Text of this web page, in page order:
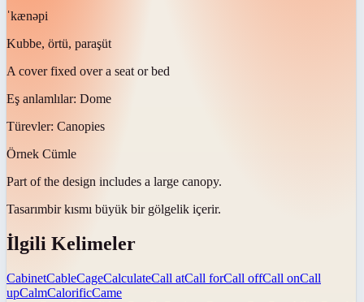
ˈkænəpi
Kubbe, örtü, paraşüt
A cover fixed over a seat or bed
Eş anlamlılar: Dome
Türevler: Canopies
Örnek Cümle
Part of the design includes a large canopy.
Tasarımbir kısmı büyük bir gölgelik içerir.
İlgili Kelimeler
CabinetCableCageCalculateCall atCall forCall offCall onCall
upCalmCalorificCame